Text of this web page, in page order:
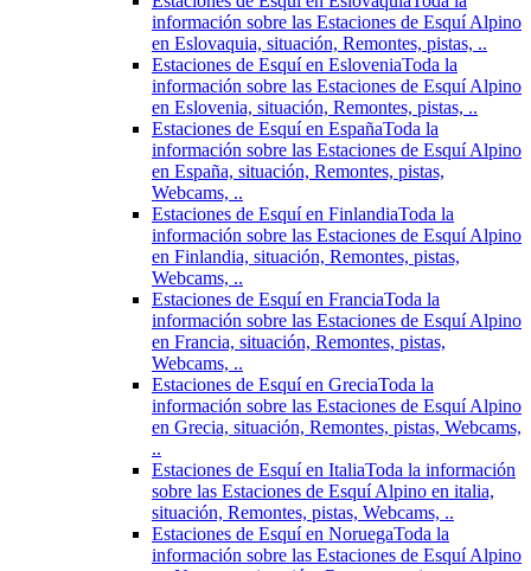
información sobre las Estaciones de Esquí Alpino
en Eslovaquia, situación, Remontes, pistas, ..
Estaciones de Esquí en EsloveniaToda la
información sobre las Estaciones de Esquí Alpino
en Eslovenia, situación, Remontes, pistas, ..
Estaciones de Esquí en EspañaToda la
información sobre las Estaciones de Esquí Alpino
en España, situación, Remontes, pistas,
Webcams, ..
Estaciones de Esquí en FinlandiaToda la
información sobre las Estaciones de Esquí Alpino
en Finlandia, situación, Remontes, pistas,
Webcams, ..
Estaciones de Esquí en FranciaToda la
información sobre las Estaciones de Esquí Alpino
en Francia, situación, Remontes, pistas,
Webcams, ..
Estaciones de Esquí en GreciaToda la
información sobre las Estaciones de Esquí Alpino
en Grecia, situación, Remontes, pistas, Webcams,
..
Estaciones de Esquí en ItaliaToda la información
sobre las Estaciones de Esquí Alpino en italia,
situación, Remontes, pistas, Webcams, ..
Estaciones de Esquí en NoruegaToda la
información sobre las Estaciones de Esquí Alpino